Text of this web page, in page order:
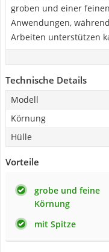
groben und einer
Anwendungen,
Arbeiten unterstützen
Technische Details
Modell
Körnung
Hülle
Vorteile
grobe und feine
Körnung
mit Spitze